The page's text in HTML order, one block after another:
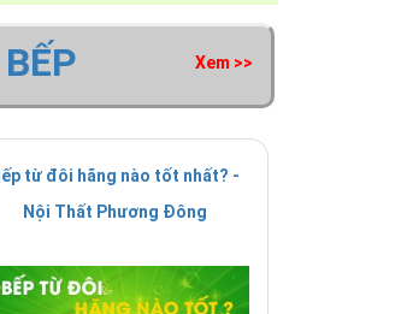
Xem >>
từ đôi hãng nào tốt nhất? -
Nội Thất Phương Đông